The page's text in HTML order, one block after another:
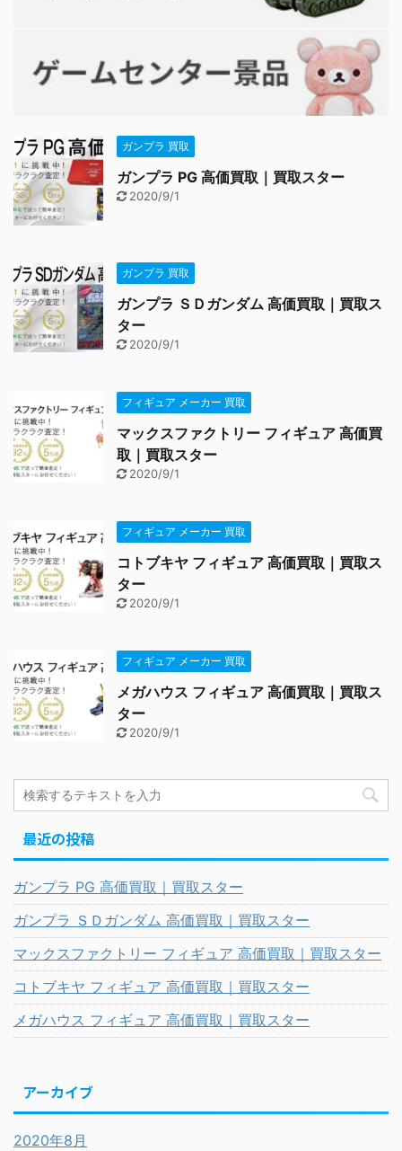
ガンプラ 買取
ガンプラ PG 高価買取｜買取スター
2020/9/1
ガンプラ 買取
ガンプラ ＳＤガンダム 高価買取｜買取ス
ター
2020/9/1
フィギュア メーカー 買取
マックスファクトリー フィギュア 高価買
取｜買取スター
2020/9/1
フィギュア メーカー 買取
コトブキヤ フィギュア 高価買取｜買取ス
ター
2020/9/1
フィギュア メーカー 買取
メガハウス フィギュア 高価買取｜買取ス
ター
2020/9/1
最近の投稿
ガンプラ PG 高価買取｜買取スター
ガンプラ ＳＤガンダム 高価買取｜買取スター
マックスファクトリー フィギュア 高価買取｜買取スター
コトブキヤ フィギュア 高価買取｜買取スター
メガハウス フィギュア 高価買取｜買取スター
アーカイブ
2020年8月